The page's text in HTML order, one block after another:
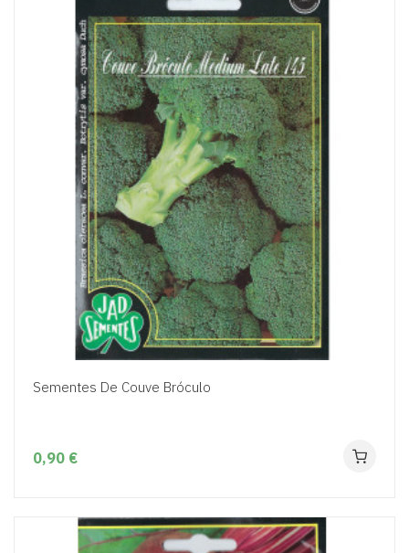
Sementes De Couve Bróculo
0,90 €